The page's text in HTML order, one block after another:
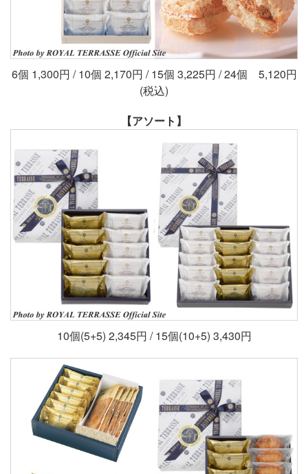
6個 1,300円 / 10個 2,170円 / 15個 3,225円 / 24個 5,120円
(税込)
【アソート】
10個(5+5) 2,345円 / 15個(10+5) 3,430円